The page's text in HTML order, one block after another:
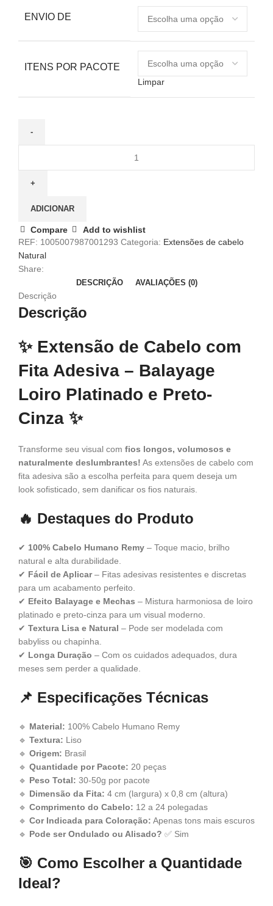
ENVIO DE
ITENS POR PACOTE
Limpar
ADICIONAR
Compare
Add to wishlist
REF: 1005007987001293 Categoria: Extensões de cabelo
Natural
Share:
DESCRIÇÃO AVALIAÇÕES (0)
Descrição
Descrição
✨ Extensão de Cabelo com
Fita Adesiva – Balayage
Loiro Platinado e Preto-
Cinza ✨
Transforme seu visual com fios longos, volumosos e
naturalmente deslumbrantes! As extensões de cabelo com
fita adesiva são a escolha perfeita para quem deseja um
look sofisticado, sem danificar os fios naturais.
🔥 Destaques do Produto
✔ 100% Cabelo Humano Remy – Toque macio, brilho
natural e alta durabilidade.
✔ Fácil de Aplicar– Fitas adesivas resistentes e discretas
para um acabamento perfeito.
✔ Efeito Balayage e Mechas – Mistura harmoniosa de loiro
platinado e preto-cinza para um visual moderno.
✔ Textura Lisa e Natural – Pode ser modelada com
babyliss ou chapinha.
✔ Longa Duração – Com os cuidados adequados, dura
meses sem perder a qualidade.
📌 Especificações Técnicas
🔹 Material: 100% Cabelo Humano Remy
🔹 Textura: Liso
🔹 Origem: Brasil
🔹 Quantidade por Pacote: 20 peças
🔹 Peso Total: 30-50g por pacote
🔹 Dimensão da Fita: 4 cm (largura) x 0,8 cm (altura)
🔹 Comprimento do Cabelo: 12 a 24 polegadas
🔹 Cor Indicada para Coloração: Apenas tons mais escuros
🔹 Pode ser Ondulado ou Alisado? ✅ Sim
🎯 Como Escolher a Quantidade
Ideal?